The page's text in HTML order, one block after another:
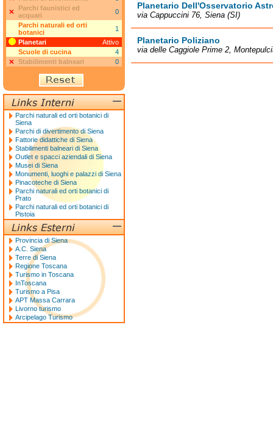
Planetario Dell'Osservatorio
via Cappuccini 76, Siena (SI)
Planetario Poliziano
via delle Caggiole Prime 2,
Parchi faunistici ed
acquari
0
Parchi naturali ed orti
botanici
1
Planetari
Attivo
Scuole di cucina
4
Stabilimenti balneari
0
Parchi naturali ed orti botanici di
Siena
Parchi di divertimento di Siena
Fattorie didattiche di Siena
Stabilimenti balneari di Siena
Outlet e spacci aziendali di Siena
Musei di Siena
Monumenti, luoghi e palazzi di Siena
Pinacoteche di Siena
Parchi naturali ed orti botanici di
Prato
Parchi naturali ed orti botanici di
Pistoia
Provincia di Siena
A.C. Siena
Terre di Siena
Regione Toscana
Turismo in Toscana
InToscana
Turismo a Pisa
APT Massa Carrara
Livorno turismo
Arcipelago Turismo